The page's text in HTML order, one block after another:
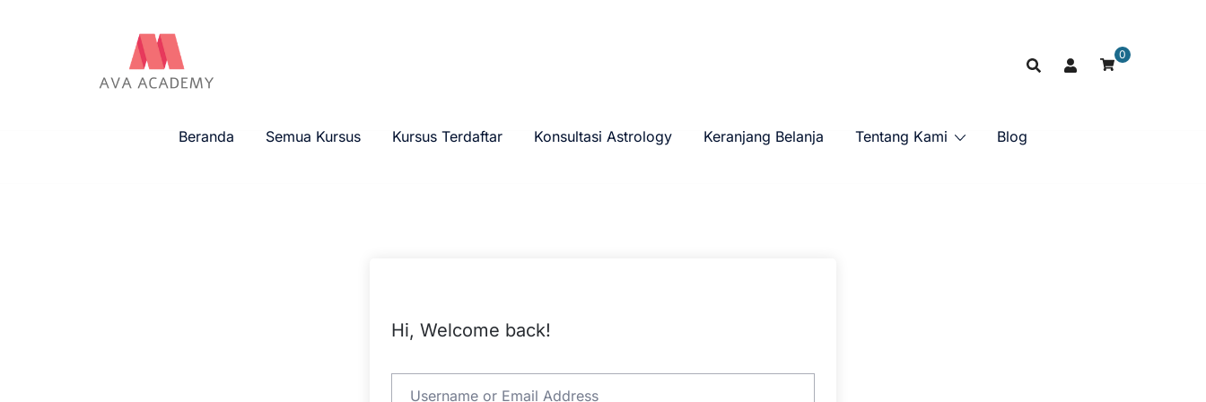
0
Beranda Semua Kursus Kursus Terdaftar Konsultasi Astrology Keranjang Belanja Tentang Kami Blog
Hi, Welcome back!